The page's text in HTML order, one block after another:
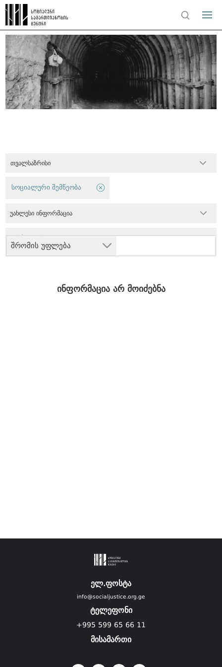
თვალსაზრისი
შრომის უფლება
სოციალური შემწეობა
უახლესი ინფორმაცია
ინფორმაცია არ მოიძებნა
ელ.ფოსტა
info@socialjustice.org.ge
ტელეფონი
+995 599 65 66 11
მისამართი